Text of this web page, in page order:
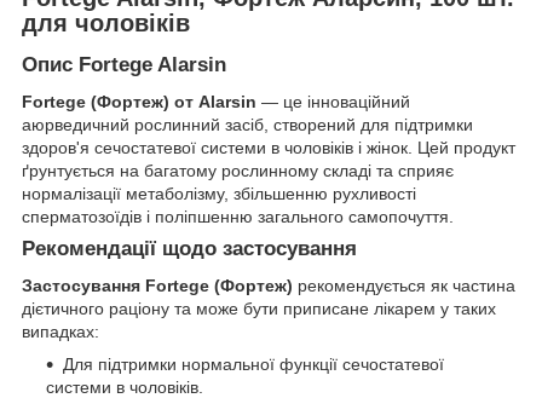
для чоловіків
Опис Fortege Alarsin
Fortege (Фортеж) от Alarsin — це інноваційний
аюрведичний рослинний засіб, створений для підтримки
здоров'я сечостатевої системи в чоловіків і жінок. Цей продукт
ґрунтується на багатому рослинному складі та сприяє
нормалізації метаболізму, збільшенню рухливості
сперматозоїдів і поліпшенню загального самопочуття.
Рекомендації щодо застосування
Застосування Fortege (Фортеж) рекомендується як частина
дієтичного раціону та може бути приписане лікарем у таких
випадках:
Для підтримки нормальної функції сечостатевої
системи в чоловіків.